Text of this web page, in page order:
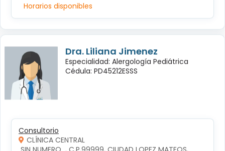
Horarios disponibles
Dra. Liliana Jimenez
Especialidad: Alergología Pediátrica
Cédula: PD45212ESSS
Consultorio
CLÍNICA CENTRAL